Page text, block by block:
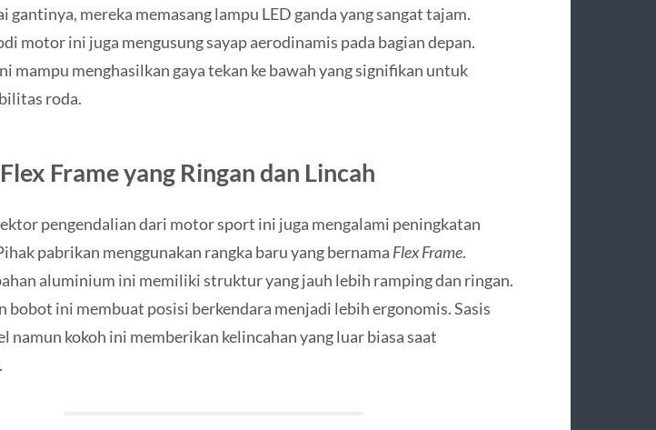
gantinya, mereka memasang lampu LED ganda yang sangat tajam.
motor ini juga mengusung sayap aerodinamis pada bagian depan.
mampu menghasilkan gaya tekan ke bawah yang signifikan untuk
roda.
Frame yang Ringan dan Lincah
pengendalian dari motor sport ini juga mengalami peningkatan
pabrikan menggunakan rangka baru yang bernama Flex Frame.
aluminium ini memiliki struktur yang jauh lebih ramping dan ringan.
bobot ini membuat posisi berkendara menjadi lebih ergonomis. Sasis
namun kokoh ini memberikan kelincahan yang luar biasa saat